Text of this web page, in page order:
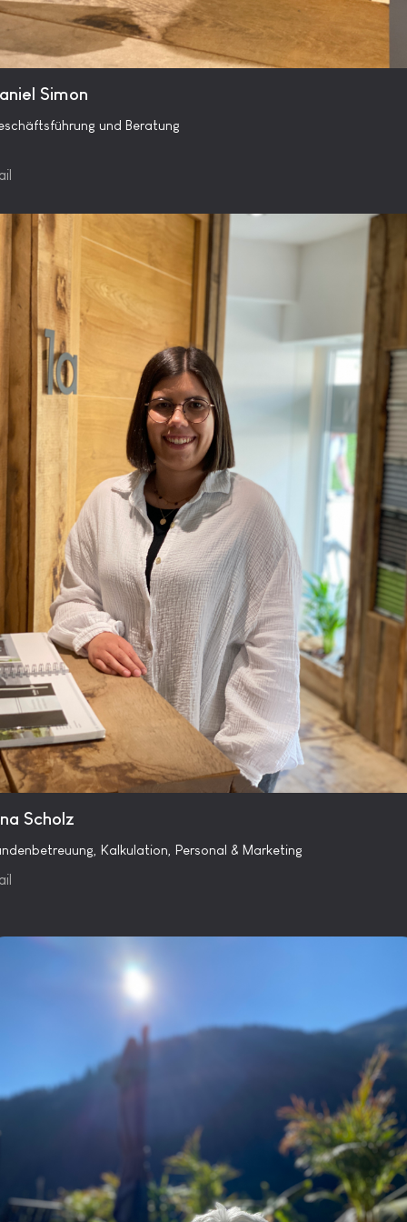
Simon
und Beratung
Scholz
Kalkulation, Personal & Marketing